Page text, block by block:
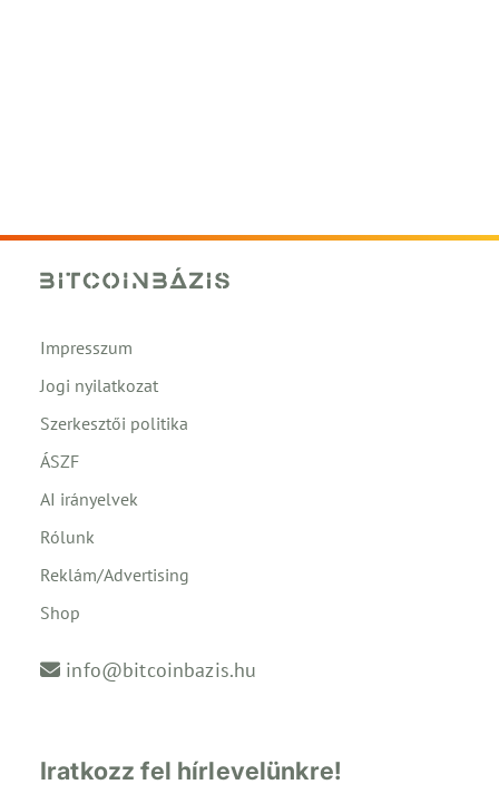
Impresszum
Jogi nyilatkozat
Szerkesztői politika
ÁSZF
AI irányelvek
Rólunk
Reklám/Advertising
Shop
info@bitcoinbazis.hu
Iratkozz fel hírlevelünkre!